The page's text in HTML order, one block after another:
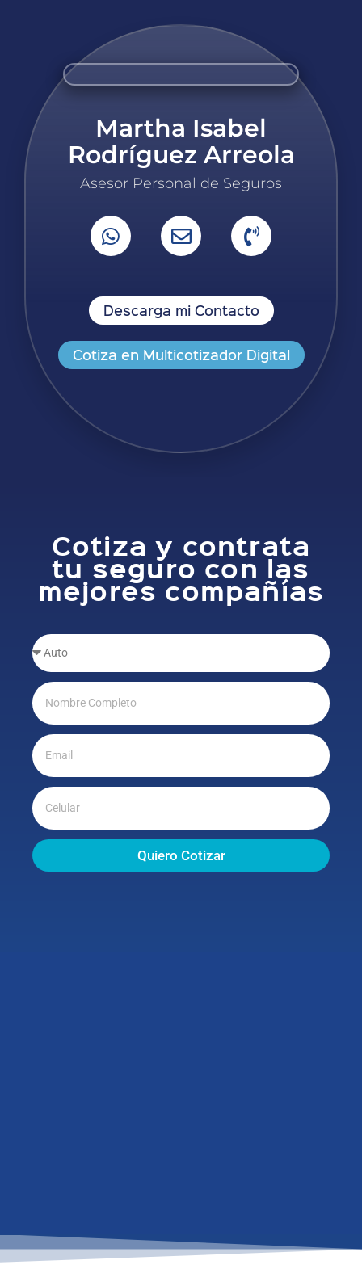
Martha Isabel
Rodríguez Arreola
Asesor Personal de Seguros
Descarga mi Contacto
Cotiza en Multicotizador Digital
Cotiza y contrata
tu seguro con las
mejores compañías
Quiero Cotizar